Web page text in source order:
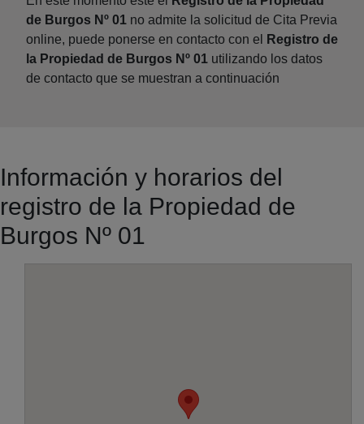
de Burgos Nº 01 no admite la solicitud de Cita Previa
online, puede ponerse en contacto con el
Registro de
la Propiedad de Burgos Nº 01 utilizando los datos
de contacto que se muestran a continuación
Información y horarios del
registro de la Propiedad de
Burgos Nº 01